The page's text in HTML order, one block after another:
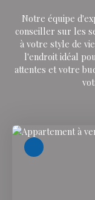
Notre équipe
conseiller sur les
à votre style de
l'endroit idéal
attentes et votre